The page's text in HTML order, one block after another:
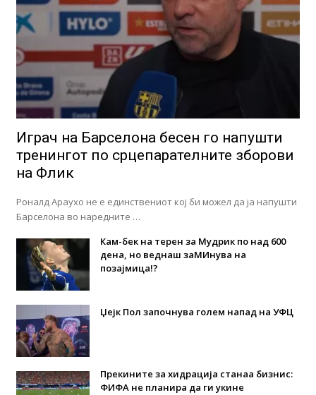
Играч на Барселона бесен го напушти
тренингот по срцепарателните зборови
на Флик
Роналд Араухо не е единствениот кој би можел да ја напушти
Барселона во наредните …
Кам-бек на терен за Мудрик по над 600
дена, но веднаш заМИнува на
позајмица!?
Џејк Пол започнува голем напад на УФЦ
Прекините за хидрација станаа бизнис:
ФИФА не планира да ги укине